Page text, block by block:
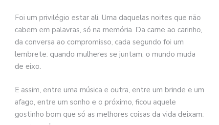
Foi um privilégio estar ali. Uma daquelas noites que não
cabem em palavras, só na memória. Da carne ao carinho,
da conversa ao compromisso, cada segundo foi um
lembrete: quando mulheres se juntam, o mundo muda
de eixo.
E assim, entre uma música e outra, entre um brinde e um
afago, entre um sonho e o próximo, ficou aquele
gostinho bom que só as melhores coisas da vida deixam: